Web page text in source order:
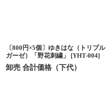
〔800円×5個〕ゆきはな（トリプル
ガーゼ）「野花刺繍」
[YHT-004]
卸売 合計価格（下代）